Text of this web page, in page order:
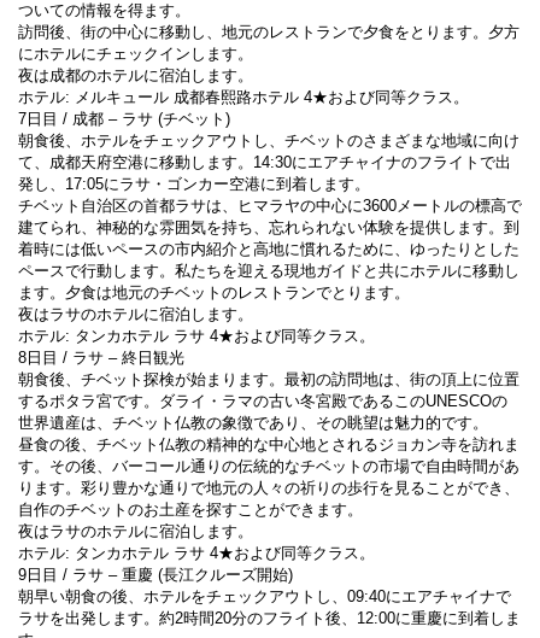
ついての情報を得ます。
訪問後、街の中心に移動し、地元のレストランで夕食をとります。夕方
にホテルにチェックインします。
夜は成都のホテルに宿泊します。
ホテル: メルキュール 成都春熙路ホテル 4★および同等クラス。
7日目 / 成都 – ラサ (チベット)
朝食後、ホテルをチェックアウトし、チベットのさまざまな地域に向け
て、成都天府空港に移動します。14:30にエアチャイナのフライトで出
発し、17:05にラサ・ゴンカー空港に到着します。
チベット自治区の首都ラサは、ヒマラヤの中心に3600メートルの標高で
建てられ、神秘的な雰囲気を持ち、忘れられない体験を提供します。到
着時には低いペースの市内紹介と高地に慣れるために、ゆったりとした
ペースで行動します。私たちを迎える現地ガイドと共にホテルに移動し
ます。夕食は地元のチベットのレストランでとります。
夜はラサのホテルに宿泊します。
ホテル: タンカホテル ラサ 4★および同等クラス。
8日目 / ラサ – 終日観光
朝食後、チベット探検が始まります。最初の訪問地は、街の頂上に位置
するポタラ宮です。ダライ・ラマの古い冬宮殿であるこのUNESCOの
世界遺産は、チベット仏教の象徴であり、その眺望は魅力的です。
昼食の後、チベット仏教の精神的な中心地とされるジョカン寺を訪れま
す。その後、バーコール通りの伝統的なチベットの市場で自由時間があ
ります。彩り豊かな通りで地元の人々の祈りの歩行を見ることができ、
自作のチベットのお土産を探すことができます。
夜はラサのホテルに宿泊します。
ホテル: タンカホテル ラサ 4★および同等クラス。
9日目 / ラサ – 重慶 (長江クルーズ開始)
朝早い朝食の後、ホテルをチェックアウトし、09:40にエアチャイナで
ラサを出発します。約2時間20分のフライト後、12:00に重慶に到着しま